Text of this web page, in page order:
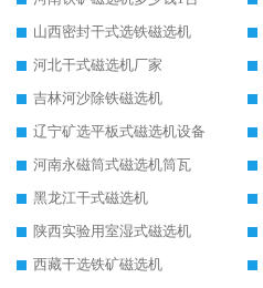
山西密封干式选铁磁选机
河北干式磁选机厂家
吉林河沙除铁磁选机
辽宁矿选平板式磁选机设备
河南永磁筒式磁选机筒瓦
黑龙江干式磁选机
陕西实验用室湿式磁选机
西藏干选铁矿磁选机